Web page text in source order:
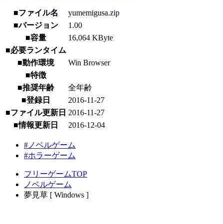
■ファイル名
yumemigusa.zip
■バージョン
1.00
■容量
16,064 KByte
■必要ランタイム
■動作環境
Win Browser
■特徴
■推奨年齢
全年齢
■登録日
2016-11-27
■ファイル更新日 2016-11-27
■情報更新日
2016-12-04
#ノベルゲーム
#ホラーゲーム
フリーゲームTOP
ノベルゲーム
夢見草 [ Windows ]